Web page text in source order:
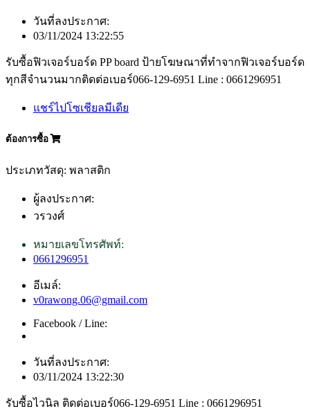
วันที่ลงประกาศ:
03/11/2024 13:22:55
รับซื้อฟิวเจอร์บอร์ด PP board ป้ายโฆษณาที่ทำจากฟิวเจอร์บอร์ด
ทุกสีจำนวนมากติดต่อเบอร์066-129-6951 Line : 0661296951
แชร์ไปโซเชียลมีเดีย
ต้องการซื้อ
ประเภทวัสดุ: พลาสติก
ผู้ลงประกาศ:
วรวงศ์
หมายเลขโทรศัพท์:
0661296951
อีเมล์:
v0rawong.06@gmail.com
Facebook / Line:
วันที่ลงประกาศ:
03/11/2024 13:22:30
รับซื้อไวนิล ติดต่อเบอร์066-129-6951 Line : 0661296951